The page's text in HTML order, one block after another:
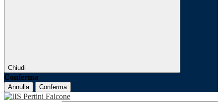
Chiudi
Conferma
Annulla Conferma